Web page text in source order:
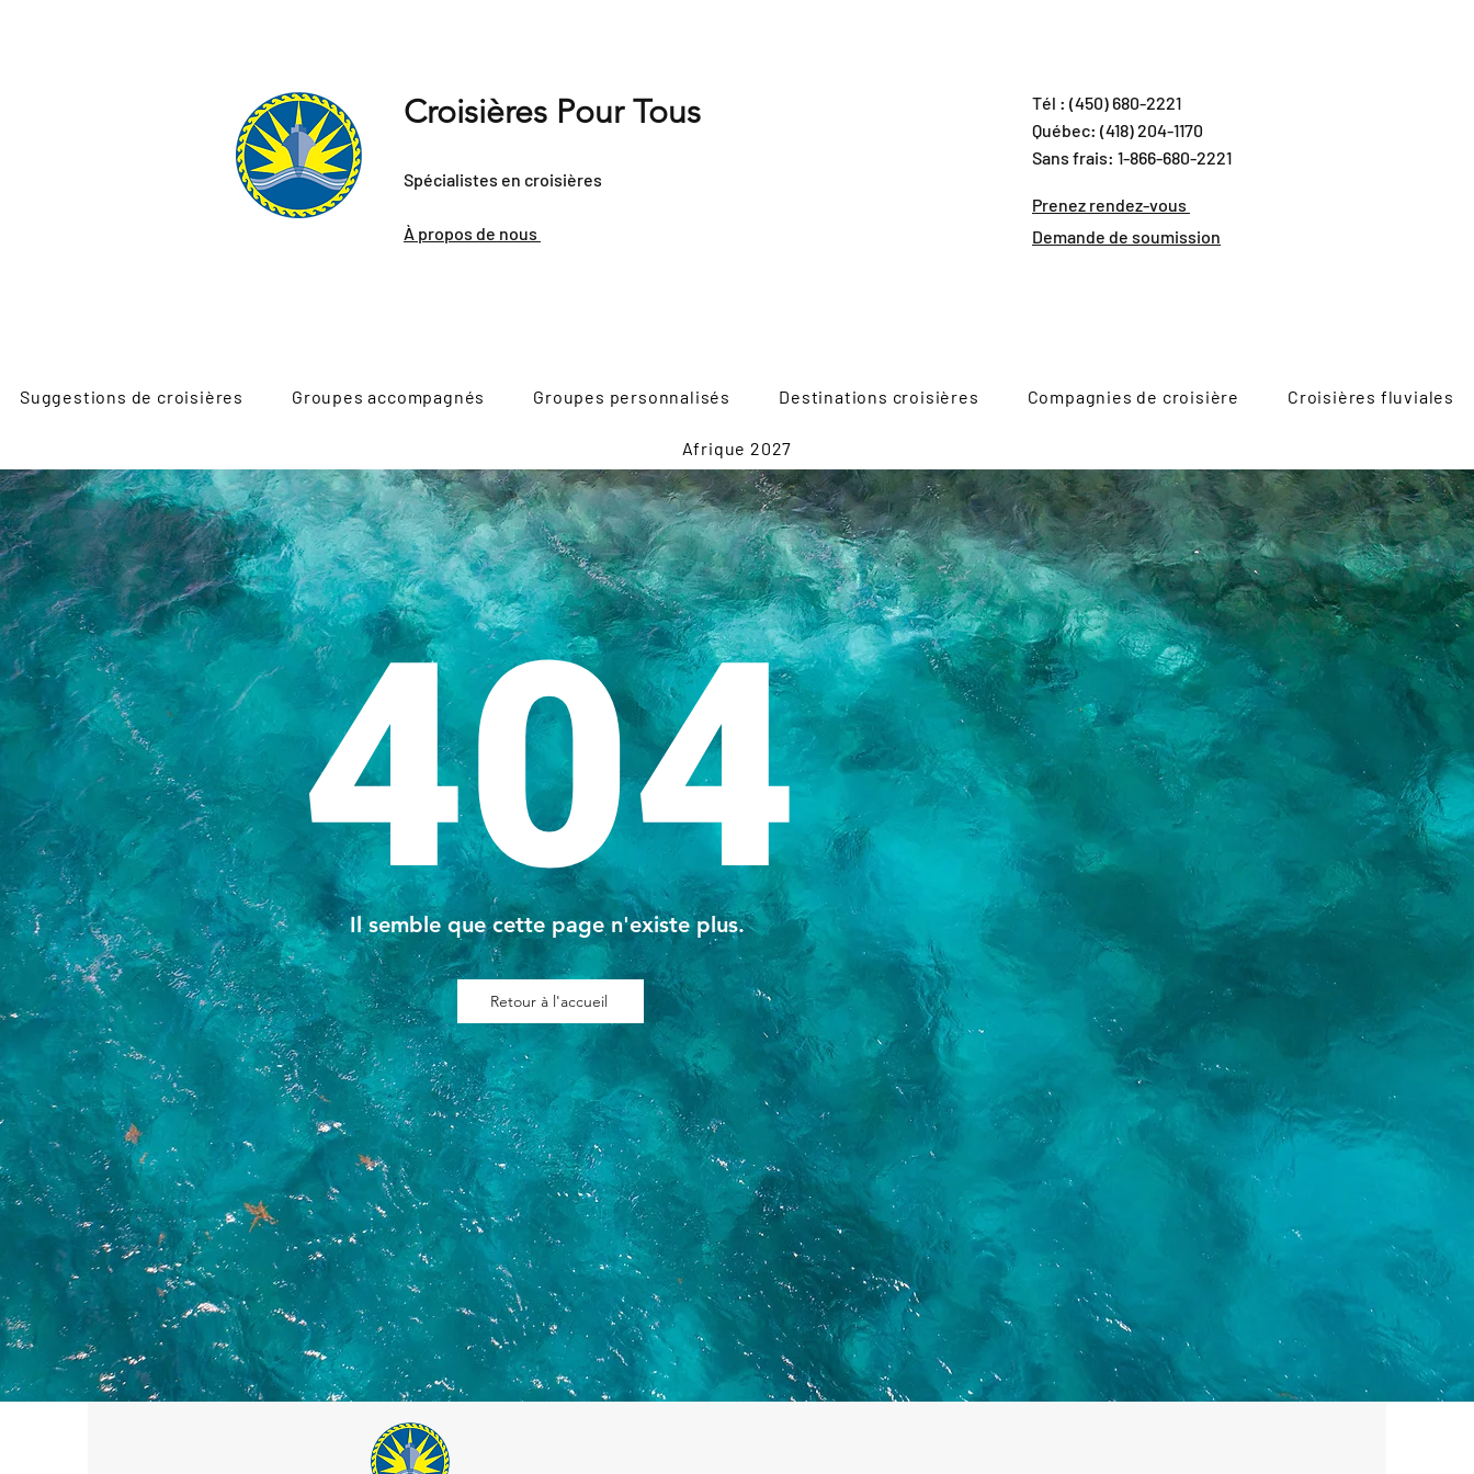
Croisières Pour Tous
Spécialistes en croisières
À propos de nous
Tél : (450) 680-2221
Québec: (418) 204-1170
Sans frais: 1-866-680-2221
Prenez rendez-vous
Demande de soumission
Suggestions de croisières Groupes accompagnés Groupes personnalisés Destinations croisières Compagnies de croisière Croisières fluviales
Afrique 2027
404
Il semble que cette page n'existe plus.
Retour à l'accueil